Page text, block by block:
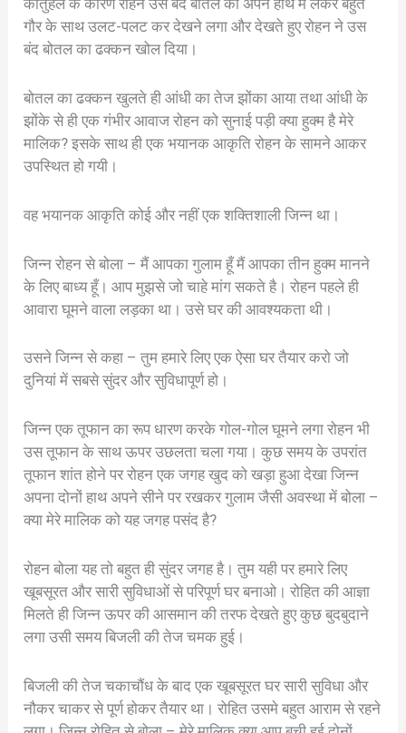
गौर के साथ उलट-पलट कर देखने लगा और देखते हुए रोहन ने उस
बंद बोतल का ढक्कन खोल दिया।
बोतल का ढक्कन खुलते ही आंधी का तेज झोंका आया तथा आंधी के
झोंके से ही एक गंभीर आवाज रोहन को सुनाई पड़ी क्या हुक्म है मेरे
मालिक? इसके साथ ही एक भयानक आकृति रोहन के सामने आकर
उपस्थित हो गयी।
वह भयानक आकृति कोई और नहीं एक शक्तिशाली जिन्न था।
जिन्न रोहन से बोला – मैं आपका गुलाम हूँ मैं आपका तीन हुक्म मानने
के लिए बाध्य हूँ। आप मुझसे जो चाहे मांग सकते है। रोहन पहले ही
आवारा घूमने वाला लड़का था। उसे घर की आवश्यकता थी।
उसने जिन्न से कहा – तुम हमारे लिए एक ऐसा घर तैयार करो जो
दुनियां में सबसे सुंदर और सुविधापूर्ण हो।
जिन्न एक तूफान का रूप धारण करके गोल-गोल घूमने लगा रोहन भी
उस तूफान के साथ ऊपर उछलता चला गया। कुछ समय के उपरांत
तूफान शांत होने पर रोहन एक जगह खुद को खड़ा हुआ देखा जिन्न
अपना दोनों हाथ अपने सीने पर रखकर गुलाम जैसी अवस्था में बोला –
क्या मेरे मालिक को यह जगह पसंद है?
रोहन बोला यह तो बहुत ही सुंदर जगह है। तुम यही पर हमारे लिए
खूबसूरत और सारी सुविधाओं से परिपूर्ण घर बनाओ। रोहित की आज्ञा
मिलते ही जिन्न ऊपर की आसमान की तरफ देखते हुए कुछ बुदबुदाने
लगा उसी समय बिजली की तेज चमक हुई।
बिजली की तेज चकाचौंध के बाद एक खूबसूरत घर सारी सुविधा और
नौकर चाकर से पूर्ण होकर तैयार था। रोहित उसमे बहुत आराम से रहने